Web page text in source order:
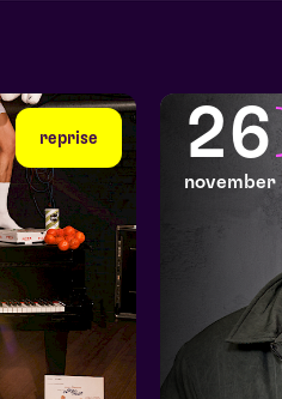
reprise 26
november